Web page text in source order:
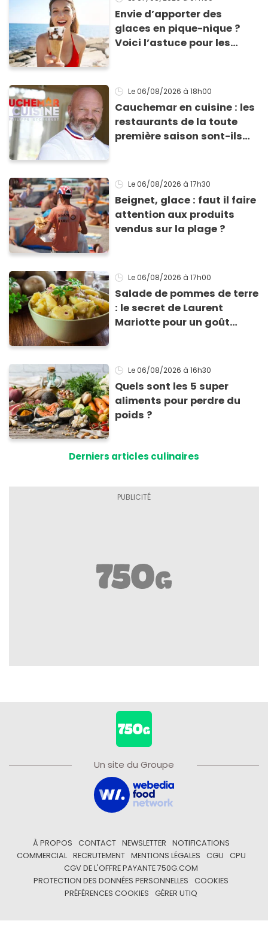
Envie d’apporter des
glaces en pique-nique ?
Voici l’astuce pour les
ne fondent !
Le 06/08/2026 à 18h00
Cauchemar en cuisine : les
restaurants de la toute
première saison sont-ils
Le 06/08/2026 à 17h30
Beignet, glace : faut il faire
attention aux produits
vendus sur la plage ?
Le 06/08/2026 à 17h00
Salade de pommes de terre
: le secret de Laurent
Mariotte pour un goût
Le 06/08/2026 à 16h30
Quels sont les 5 super
aliments pour perdre du
poids ?
Derniers articles culinaires
Un site du Groupe
À PROPOS CONTACT NEWSLETTER
NOTIFICATIONS
COMMERCIAL
RECRUTEMENT MENTIONS LÉGALES CGU
CPU
CGV DE L'OFFRE PAYANTE 750G.COM
PROTECTION DES DONNÉES PERSONNELLES
COOKIES
PRÉFÉRENCES COOKIES
GÉRER UTIQ